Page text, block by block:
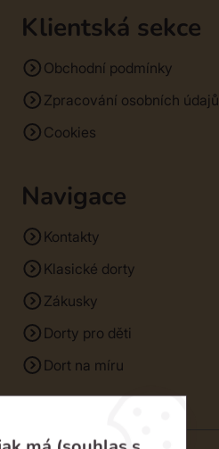
Klientská sekce
Obchodní podmínky
Zpracování osobních údajů
Cookies
Navigace
Kontakty
Klasické dorty
Zákusky
Dorty pro děti
Dort na míru